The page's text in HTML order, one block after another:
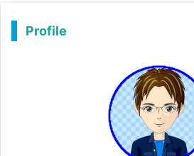
Profile